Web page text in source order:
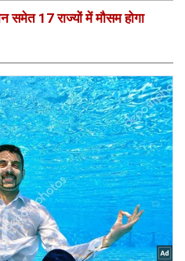
समेत 17 राज्यों में मौसम होगा